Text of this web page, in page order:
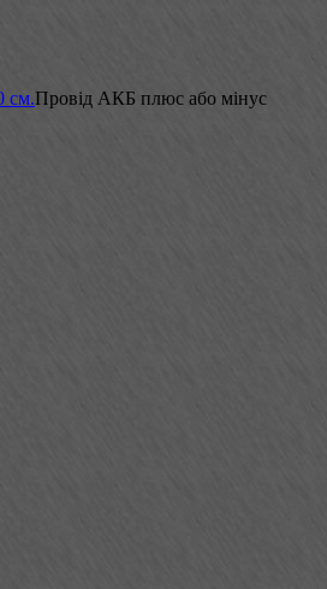
см.Провід АКБ плюс або мінус